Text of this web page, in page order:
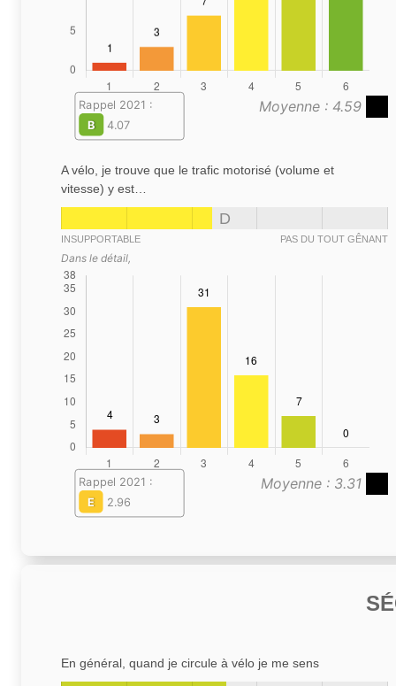
Moyenne : 4.59
Rappel 2021 :
B
4.07
A vélo, je trouve que le trafic motorisé (volume et
vitesse) y est…
D
INSUPPORTABLE PAS DU TOUT GÊNANT
Dans le détail,
Moyenne : 3.31
Rappel 2021 :
E
2.96
En général, quand je circule à vélo je me sens